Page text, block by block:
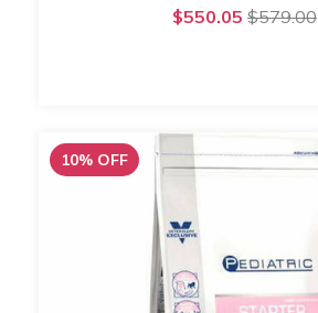
$550.05 $579.00
10% OFF